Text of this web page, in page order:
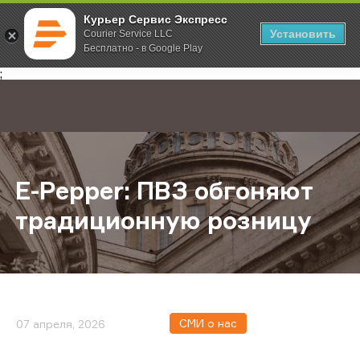
Курьер Сервис Экспресс
Courier Service LLC
Бесплатно - в Google Play
Установить
;
Главная О компании Новости E-Pepper: ПВЗ обгоняют
E-Pepper: ПВЗ обгоняют
традиционную розницу
07 апреля, 2026 СМИ о нас